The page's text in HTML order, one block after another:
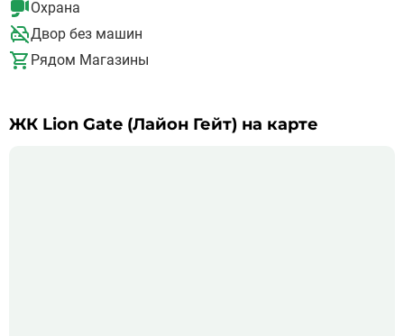
озеленению. Для автомобилей застройщик обустроит
подземный паркинг на 27 машиномест.
Охрана
Двор без машин
Рядом Магазины
ЖК Lion Gate (Лайон Гейт) на карте